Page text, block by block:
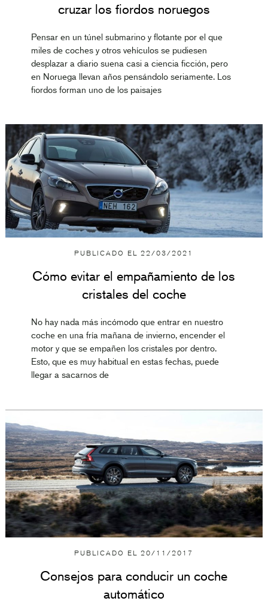
cruzar los fiordos noruegos
Pensar en un túnel submarino y flotante por el que
miles de coches y otros vehículos se pudiesen
desplazar a diario suena casi a ciencia ficción, pero
en Noruega llevan años pensándolo seriamente. Los
fiordos forman uno de los paisajes
PUBLICADO EL22/03/2021
Cómo evitar el empañamiento de los
cristales del coche
No hay nada más incómodo que entrar en nuestro
coche en una fría mañana de invierno, encender el
motor y que se empañen los cristales por dentro.
Esto, que es muy habitual en estas fechas, puede
llegar a sacarnos de
PUBLICADO EL20/11/2017
Consejos para conducir un coche
automático